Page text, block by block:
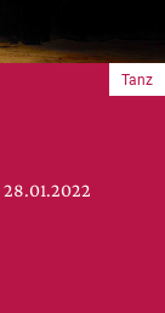
28.01.2022
Tanz